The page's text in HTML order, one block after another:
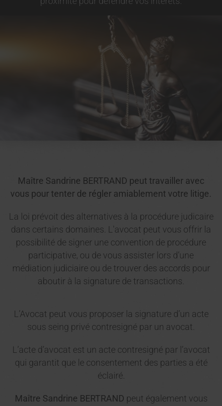
Maître Sandrine BERTRAND peut travailler avec
vous pour tenter de régler amiablement votre litige.
La loi prévoit des alternatives à la procédure judicaire
dans certains domaines. L'avocat peut vous offrir la
possibilité de signer une convention de procédure
participative, ou de vous assister lors d’une
médiation judiciaire ou de trouver des accords pour
aboutir à la signature de transactions.
L’Avocat peut vous proposer la signature d’un acte
sous seing privé contresigné par un avocat.
L’acte d’avocat est un acte contresigné par l’avocat
qui garantit que le consentement des parties a été
éclairé.
Maître Sandrine BERTRAND peut également vous